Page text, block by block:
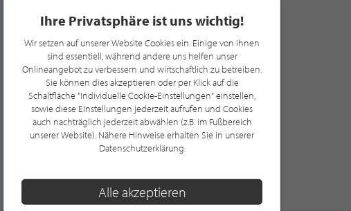
Ihre Privatsphäre ist uns wichtig!
Wir setzen auf unserer Website Cookies ein. Einige von ihnen
sind essentiell, während andere uns helfen unser
Onlineangebot zu verbessern und wirtschaftlich zu betreiben.
Sie können dies akzeptieren oder per Klick auf die
Schaltfläche "Individuelle Cookie-Einstellungen" einstellen,
sowie diese Einstellungen jederzeit aufrufen und Cookies
auch nachträglich jederzeit abwählen (z.B. im Fußbereich
unserer Website). Nähere Hinweise erhalten Sie in unserer
Datenschutzerklärung.
Alle akzeptieren